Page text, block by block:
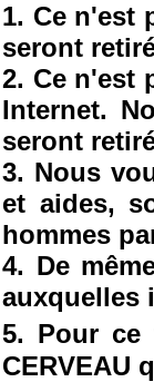
1. Ce n'est
seront
2. Ce n'est
Internet.
seront
3. Nous
et aides,
hommes
4. De
auxquelles
5. Pour ce
CERVEAU